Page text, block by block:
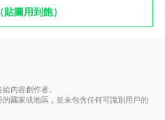
圖用到飽）
內容創作者。
國家或地區，並未包含任何可識別用戶的